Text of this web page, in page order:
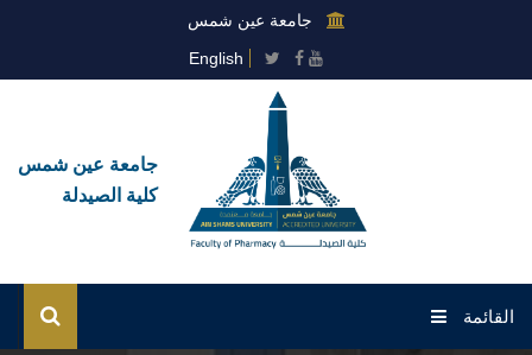
جامعة عين شمس
English
جامعة عين شمس
كلية الصيدلة
القائمة